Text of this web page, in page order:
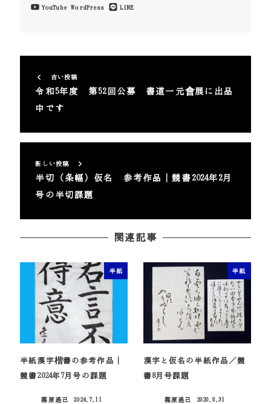
YouTube WordPress LINE
古い投稿
令和5年度 第52回公募 書道一元會展に出品
中です
新しい投稿
半切（条幅）仮名 参考作品｜競書2024年2月
号の半切課題
関連記事
半紙
半紙漢字楷書の参考作品｜
競書2024年7月号の課題
篠原遙己
2024.7.11
半紙
漢字と仮名の半紙作品／競
書8月号課題
篠原遙己
2020.8.31